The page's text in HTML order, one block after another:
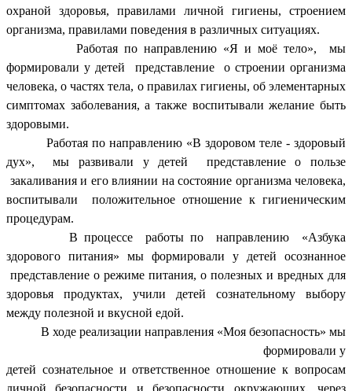
охраной здоровья, правилами личной гигиены, строением
организма, правилами поведения в различных ситуациях.
Работая по направлению «Я и моё тело», мы
формировали у детей представление о строении организма
человека, о частях тела, о правилах гигиены, об элементарных
симптомах заболевания, а также воспитывали желание быть
здоровыми.
Работая по направлению «В здоровом теле - здоровый
дух», мы развивали у детей представление о пользе
закаливания и его влиянии на состояние организма человека,
воспитывали положительное отношение к гигиеническим
процедурам.
В процессе работы по направлению «Азбука
здорового питания» мы формировали у детей осознанное
представление о режиме питания, о полезных и вредных для
здоровья продуктах, учили детей сознательному выбору
между полезной и вкусной едой.
В ходе реализации направления «Моя безопасность» мы
формировали у
детей сознательное и ответственное отношение к вопросам